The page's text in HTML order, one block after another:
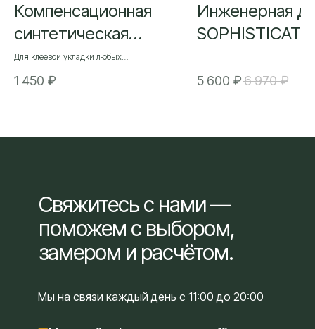
Компенсационная
синтетическая
подложка
Для клеевой укладки любых
паркета, инженерной и массивной
ангидритовые, обработанные
выравнивающей смесью, фанера, ОСП,
ДСП и другие варианты оснований.
Подходит для полов с подогревом.
1 450 ₽
Инженерная
5 600 ₽6 970 ₽
Свяжитесь с нами —
поможем с выбором,
замером и расчётом.
Мы на связи каждый день с 11:00 до 20:00